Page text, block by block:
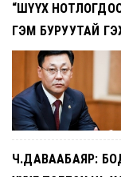
“ШҮҮХ
ГЭМ БУРУУТАЙ
Ч.ДАВААБАЯР: